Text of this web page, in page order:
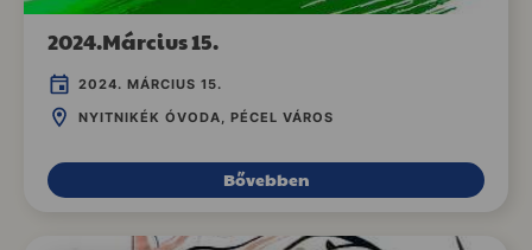
2024.Március 15.
2024. MÁRCIUS 15.
NYITNIKÉK ÓVODA, PÉCEL VÁROS
Bővebben